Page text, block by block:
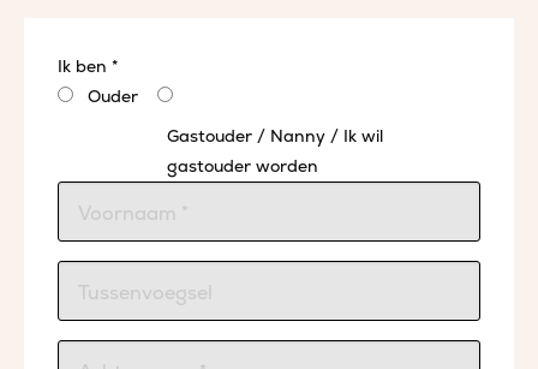
Ik ben *
Ouder
Gastouder / Nanny / Ik wil
gastouder worden